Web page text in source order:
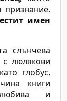
признание.
имен
слънчева
с люлякови
глобус,
книги
и